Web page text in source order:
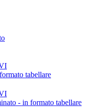
tabellare
- in formato tabellare